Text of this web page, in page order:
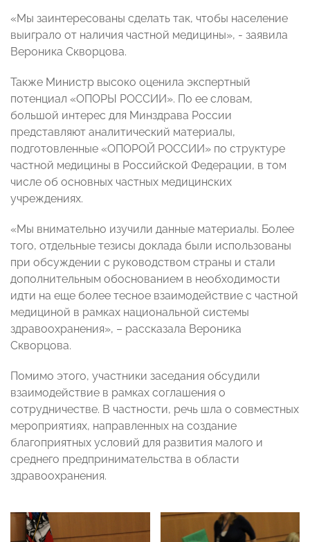
«Мы заинтересованы сделать так, чтобы население
выиграло от наличия частной медицины», - заявила
Вероника Скворцова.
Также Министр высоко оценила экспертный
потенциал «ОПОРЫ РОССИИ». По ее словам,
большой интерес для Минздрава России
представляют аналитический материалы,
подготовленные «ОПОРОЙ РОССИИ» по структуре
частной медицины в Российской Федерации, в том
числе об основных частных медицинских
учреждениях.
«Мы внимательно изучили данные материалы. Более
того, отдельные тезисы доклада были использованы
при обсуждении с руководством страны и стали
дополнительным обоснованием в необходимости
идти на еще более тесное взаимодействие с частной
медициной в рамках национальной системы
здравоохранения», – рассказала Вероника
Скворцова.
Помимо этого, участники заседания обсудили
взаимодействие в рамках соглашения о
сотрудничестве. В частности, речь шла о совместных
мероприятиях, направленных на создание
благоприятных условий для развития малого и
среднего предпринимательства в области
здравоохранения.